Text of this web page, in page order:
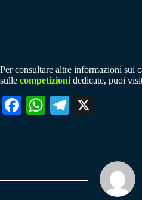
Per consultare altre informazioni sui
sulle competizioni dedicate, puoi
Fa W
pp
Te
m